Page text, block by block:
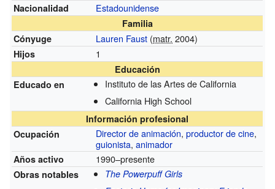
Nacionalidad Estadounidense
Familia
Cónyuge
Lauren Faust (matr. 2004)
Hijos 1
Educación
Educado en
Instituto de las Artes de California
California High School
Información profesional
Ocupación
Director de animación,productor de cine,
guionista,animador
Años activo 1990–presente
Obras notables
The Powerpuff Girls